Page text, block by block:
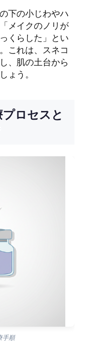
下の小じわやハ
メイクのノリが
くらした」とい
これは、スネコ
、肌の土台から
ょう。
ロセスと
手順